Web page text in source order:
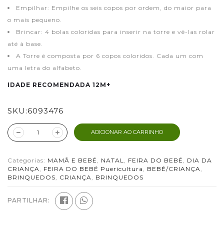
Empilhar: Empilhe os seis copos por ordem, do maior para
o mais pequeno.
Brincar: 4 bolas coloridas para inserir na torre e vê-las rolar
até à base.
A Torre é composta por 6 copos coloridos. Cada um com
uma letra do alfabeto.
IDADE RECOMENDADA 12M+
SKU:6093476
ADICIONAR AO CARRINHO
Categorias: MAMÃ E BEBÉ NATAL FEIRA DO BEBÉ
DIA DA
CRIANÇA
FEIRA DO BEBÉ Puericultura BEBÉ/CRIANÇA
BRINQUEDOS
CRIANÇA BRINQUEDOS
PARTILHAR: